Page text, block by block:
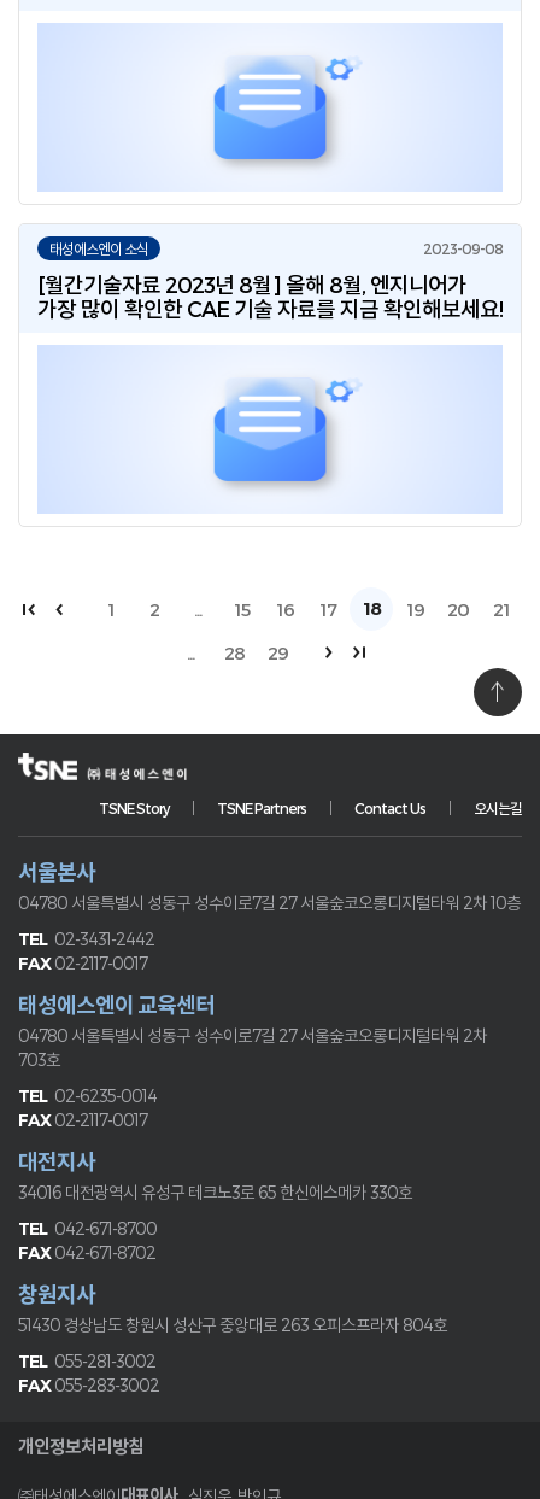
태성에스엔이 소식
[월간기술자료 2023년 8월] 올해 8월, 엔지니어가
가장 많이 확인한 CAE 기술 자료를 지금 확인해보세요!
1 2 ... 15 16 17 18 19 20
21
...
28 29
TSNE Story TSNE Partners Contact Us 오시는길
서울본사
04780 서울특별시 성동구 성수이로7길 27서울숲코오롱디지털타워 2차 10층
02-3431-2442
02-2117-0017
태성에스엔이 교육센터
04780 서울특별시 성동구 성수이로7길 27서울숲코오롱디지털타워 2차
703호
02-6235-0014
02-2117-0017
대전지사
34016 대전광역시 유성구 테크노3로 65 한신에스메카 330호
042-671-8700
042-671-8702
창원지사
51430 경상남도 창원시 성산구 중앙대로 263오피스프라자 804호
055-281-3002
055-283-3002
개인정보처리방침